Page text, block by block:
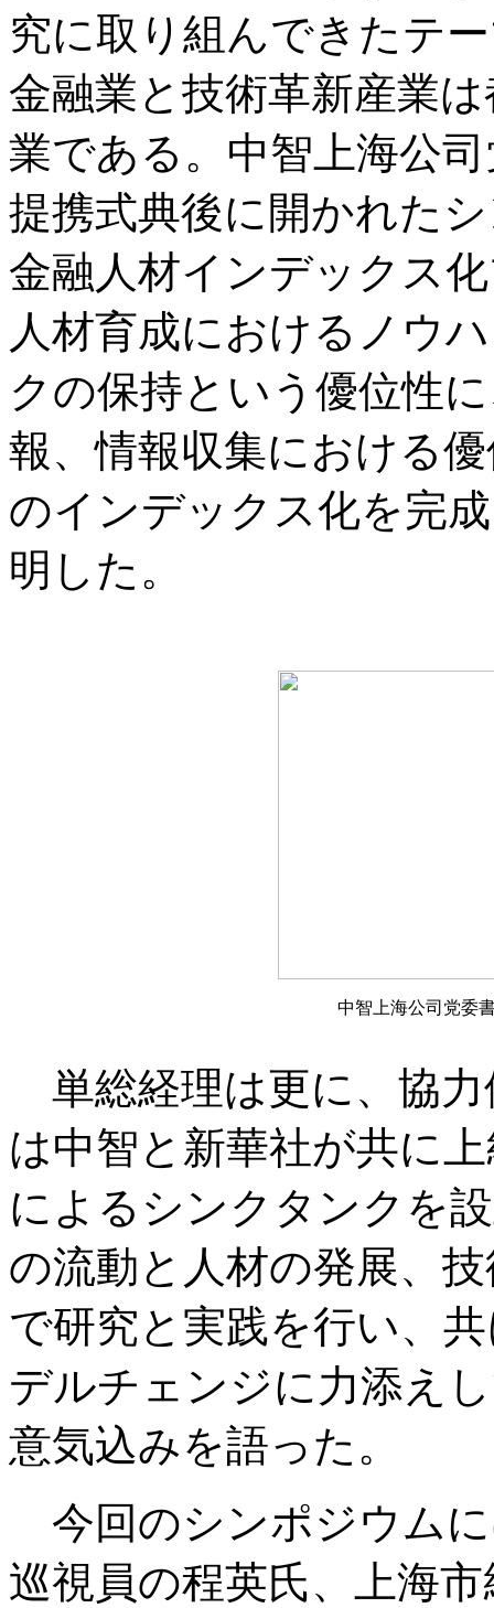
究に取り組んできたテ
金融業と技術革新産業
業である。中智上海公
提携式典後に開かれた
金融人材インデックス
人材育成におけるノウ
クの保持という優位性
報、情報収集における
のインデックス化を完
明した。
中智上海公司党委
単総経理は更に、協
は中智と新華社が共に
によるシンクタンクを
の流動と人材の発展、
で研究と実践を行い、
デルチェンジに力添え
意気込みを語った。
今回のシンポジウム
巡視員の程英氏、上海